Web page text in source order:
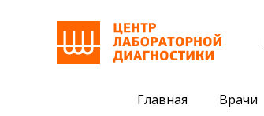
Главная Врачи